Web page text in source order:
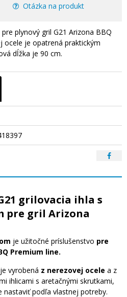
Otázka na produkt
plynový gril G21 Arizona BBQ
ocele je opatrená praktickým
dĺžka je 90 cm.
grilovacia ihla s
pre gril Arizona
je užitočné príslušenstvo pre
Premium line.
je vyrobená z nerezovej ocele a z
ihlicami s aretačnými skrutkami,
podľa vlastnej potreby.